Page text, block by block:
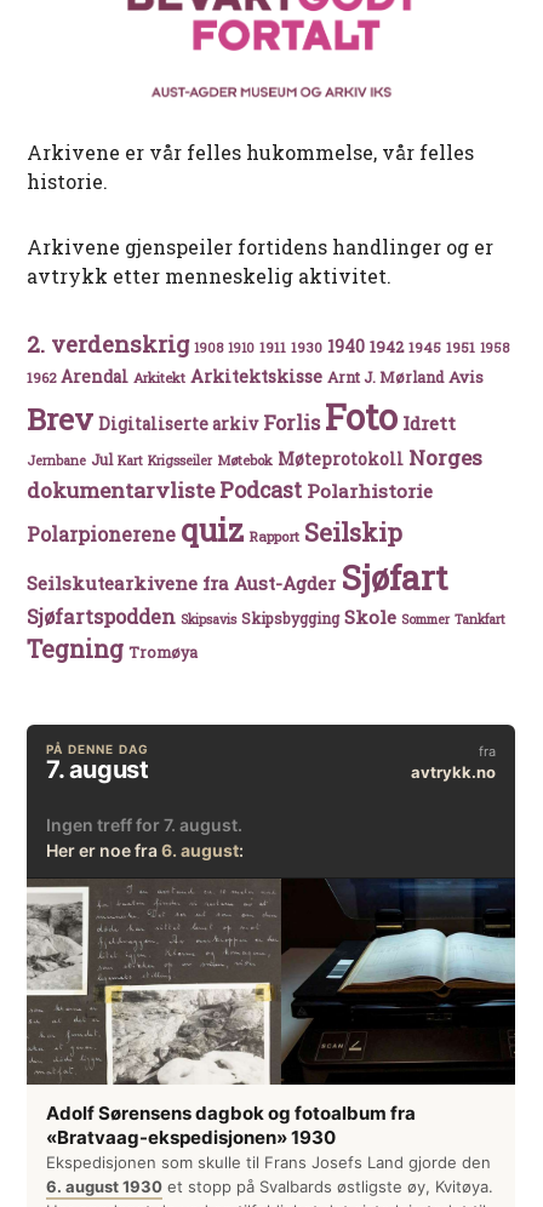
Arkivene er vår felles hukommelse, vår felles
historie.
Arkivene gjenspeiler fortidens handlinger og er
avtrykk etter menneskelig aktivitet.
2. verdenskrig 1908 1910 1911 1930 1940 1942 1945 1951 1958
1962 Arendal Arkitekt Arkitektskisse Arnt J. Mørland Avis
Brev Digitaliserte arkiv Forlis Foto Idrett
Jernbane Jul Kart Krigsseiler Møtebok Møteprotokoll Norges
dokumentarvlistePodcast Polarhistorie
Polarpionerene quiz Rapport Seilskip
Seilskutearkivene fra Aust-Agder Sjøfart
Sjøfartspodden Skipsavis Skipsbygging Skole Sommer Tankfart
Tegning Tromøya